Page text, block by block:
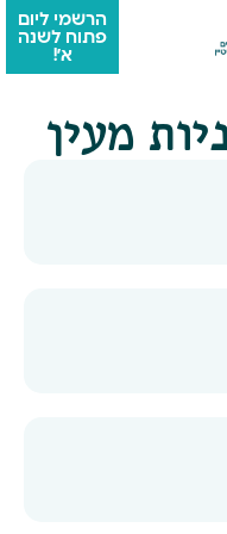
הרשמי ליום
פתוח לשנה
א׳!
מעין